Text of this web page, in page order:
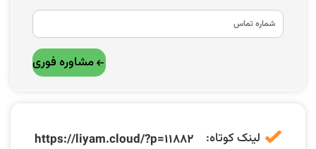
مشاوره فوری
لینک کوتاه: https://liyam.cloud/?p=11882